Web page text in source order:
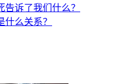
诉了我们什么？
什么关系？